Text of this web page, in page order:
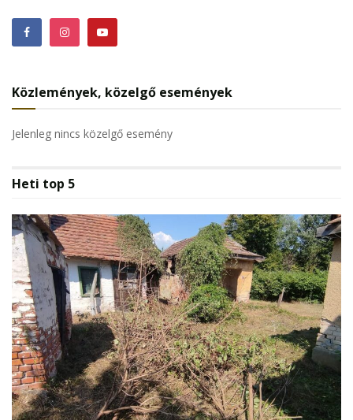
Közlemények, közelgő események
Jelenleg nincs közelgő esemény
Heti top 5